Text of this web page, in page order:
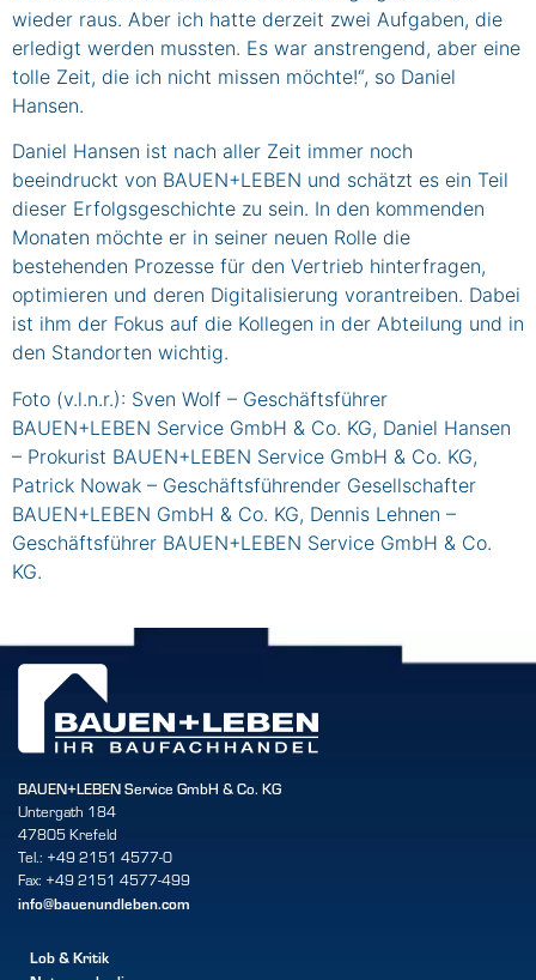
wieder raus. Aber ich hatte derzeit zwei Aufgaben, die
erledigt werden mussten. Es war anstrengend, aber eine
tolle Zeit, die ich nicht missen möchte!“, so Daniel
Hansen.
Daniel Hansen ist nach aller Zeit immer noch
beeindruckt von BAUEN+LEBEN und schätzt es ein Teil
dieser Erfolgsgeschichte zu sein. In den kommenden
Monaten möchte er in seiner neuen Rolle die
bestehenden Prozesse für den Vertrieb hinterfragen,
optimieren und deren Digitalisierung vorantreiben. Dabei
ist ihm der Fokus auf die Kollegen in der Abteilung und in
den Standorten wichtig.
Foto (v.l.n.r.): Sven Wolf – Geschäftsführer
BAUEN+LEBEN Service GmbH & Co. KG, Daniel Hansen
– Prokurist BAUEN+LEBEN Service GmbH & Co. KG,
Patrick Nowak – Geschäftsführender Gesellschafter
BAUEN+LEBEN GmbH & Co. KG, Dennis Lehnen –
Geschäftsführer BAUEN+LEBEN Service GmbH & Co.
KG.
BAUEN+LEBEN Service GmbH & Co. KG
Untergath 184
47805 Krefeld
Tel.: +49 2151 4577-0
Fax: +49 2151 4577-499
info@bauenundleben.com
Lob & Kritik